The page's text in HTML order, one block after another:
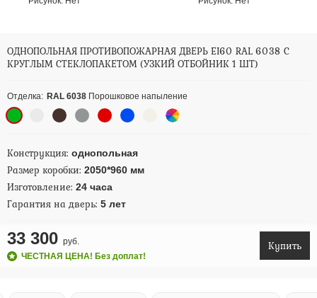
ОДНОПОЛЬНАЯ ПРОТИВОПОЖАРНАЯ ДВЕРЬ EI60 RAL 6038 С
КРУГЛЫМ СТЕКЛОПАКЕТОМ (УЗКИЙ ОТБОЙНИК 1 ШТ)
Отделка: RAL 6038 Порошковое напыление
Конструкция: однопольная
Размер коробки: 2050*960 мм
Изготовление: 24 часа
Гарантия на дверь: 5 лет
33 300 руб.
ЧЕСТНАЯ ЦЕНА! Без доплат!
Купить